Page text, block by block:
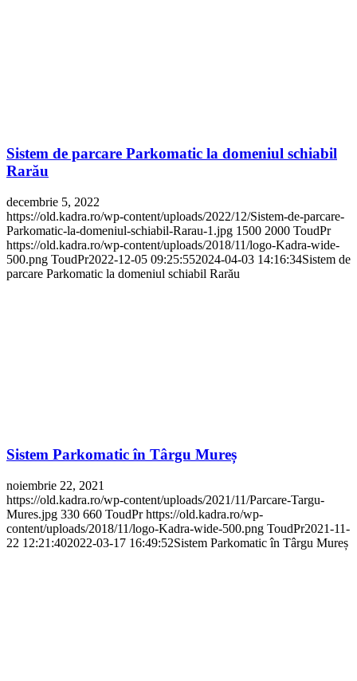
Sistem de parcare Parkomatic la domeniul schiabil
Rarău
decembrie 5, 2022
https://old.kadra.ro/wp-content/uploads/2022/12/Sistem-de-parcare-
Parkomatic-la-domeniul-schiabil-Rarau-1.jpg 1500 2000 ToudPr
https://old.kadra.ro/wp-content/uploads/2018/11/logo-Kadra-wide-
500.png ToudPr2022-12-05 09:25:552024-04-03 14:16:34Sistem de
parcare Parkomatic la domeniul schiabil Rarău
Sistem Parkomatic în Târgu Mureș
noiembrie 22, 2021
https://old.kadra.ro/wp-content/uploads/2021/11/Parcare-Targu-
Mures.jpg 330 660 ToudPr https://old.kadra.ro/wp-
content/uploads/2018/11/logo-Kadra-wide-500.png ToudPr2021-11-
22 12:21:402022-03-17 16:49:52Sistem Parkomatic în Târgu Mureș